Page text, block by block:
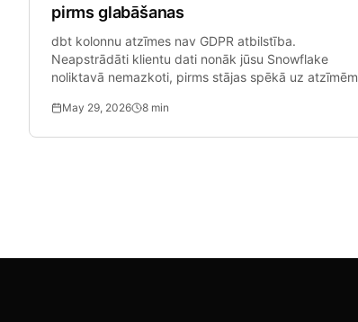
pirms glabāšanas
dbt kolonnu atzīmes nav GDPR atbilstība.
Neapstrādāti klientu dati nonāk jūsu Snowflake
noliktavā nemazkoti, pirms stājas spēkā uz atzīmēm
May 29, 2026 8 min